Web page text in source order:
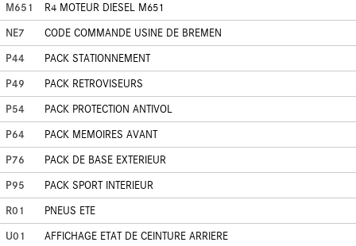
M651
R4 MOTEUR DIESEL M651
NE7
CODE COMMANDE USINE DE BREMEN
P44
PACK STATIONNEMENT
P49
PACK RETROVISEURS
P54
PACK PROTECTION ANTIVOL
P64
PACK MEMOIRES AVANT
P76
PACK DE BASE EXTERIEUR
P95
PACK SPORT INTERIEUR
R01
PNEUS ETE
U01
AFFICHAGE ETAT DE CEINTURE ARRIERE